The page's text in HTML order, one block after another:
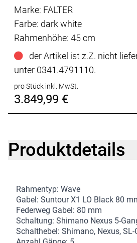
Marke: FALTER
Farbe: dark white
Rahmenhöhe: 45 cm
der Artikel ist z.Z. nicht
unter 0341.4791110.
pro Stück inkl. MwSt.
3.849,99 €
Produktdetails
Rahmentyp: Wave
Gabel: Suntour X1 LO Black 80
Federweg Gabel: 80 mm
Schaltung: Shimano Nexus 5-
Schalthebel: Shimano, Nexus, SL-